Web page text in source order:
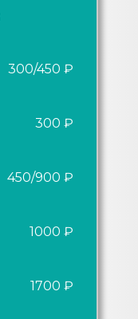
300/450 ₽
300 ₽
450/900 ₽
1000 ₽
1700 ₽